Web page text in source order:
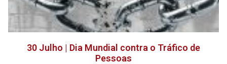
30 Julho | Dia Mundial contra o Tráfico de
Pessoas